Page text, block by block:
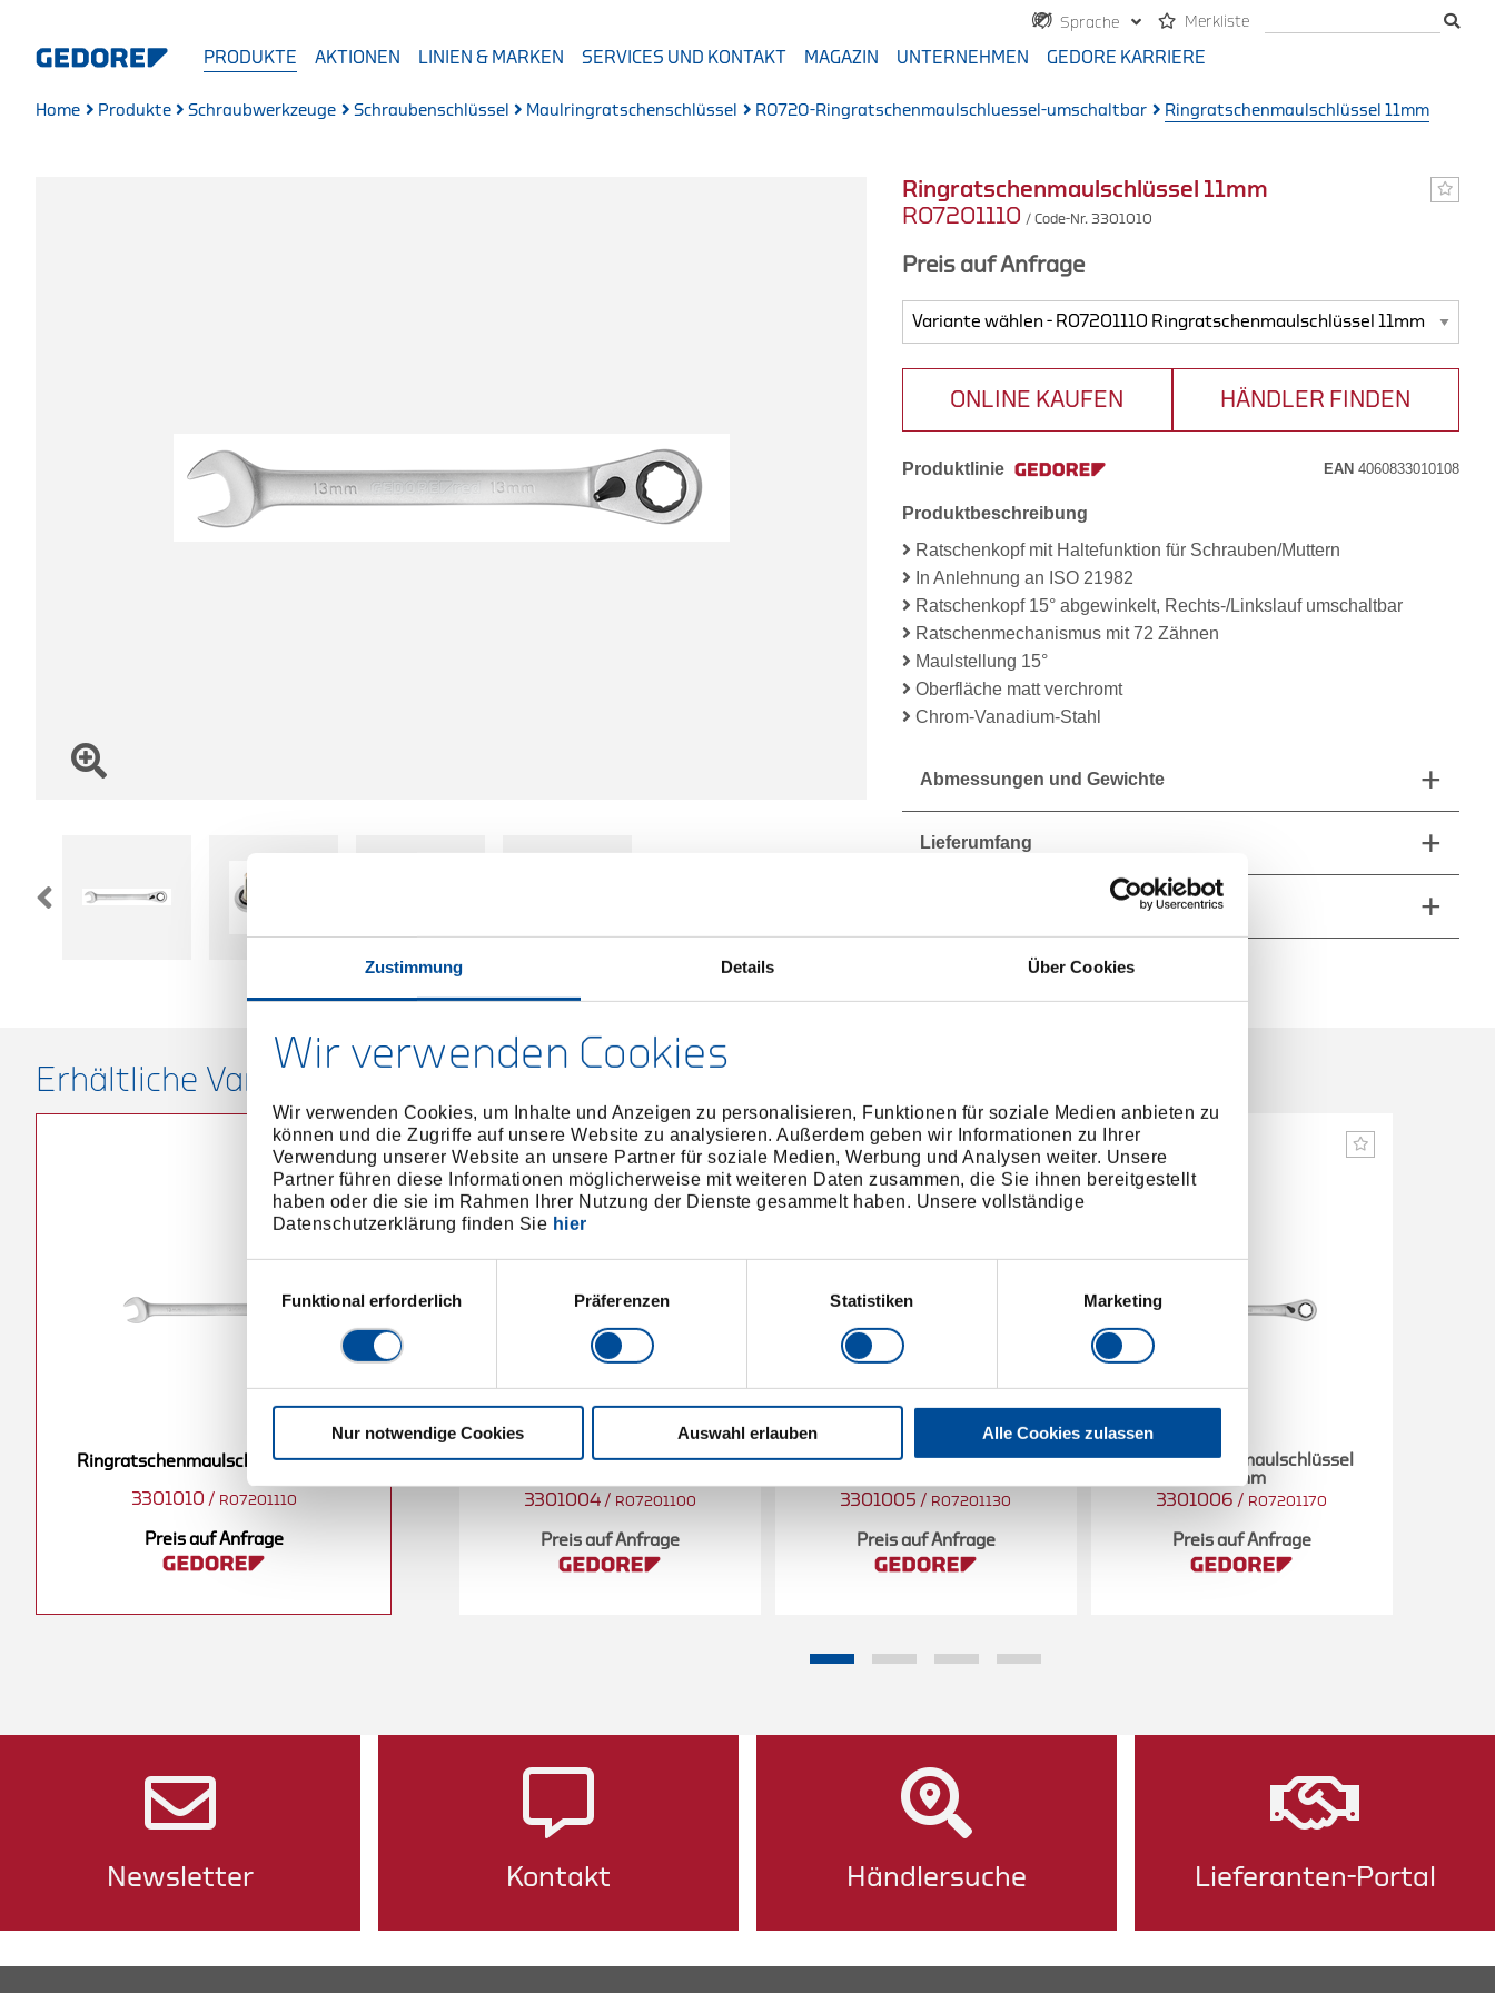
Zustimmung Details Über Cookies
Wir verwenden Cookies
Wir verwenden Cookies, um Inhalte und Anzeigen zu personalisieren, Funktionen für soziale Medien anbieten zu
können und die Zugriffe auf unsere Website zu analysieren. Außerdem geben wir Informationen zu Ihrer
Verwendung unserer Website an unsere Partner für soziale Medien, Werbung und Analysen weiter. Unsere
Partner führen diese Informationen möglicherweise mit weiteren Daten zusammen, die Sie ihnen bereitgestellt
haben oder die sie im Rahmen Ihrer Nutzung der Dienste gesammelt haben. Unsere vollständige
Datenschutzerklärung finden Sie hier
Funktional erforderlich
Präferenzen Statistiken Marketing
Nur notwendige Cookies Auswahl erlauben Alle Cookies zulassen
Sprache Merkliste
PRODUKTE AKTIONEN LINIEN & MARKEN SERVICES UND KONTAKT MAGAZIN UNTERNEHMEN GEDORE KARRIERE
Home Produkte Schraubwerkzeuge Schraubenschlüssel Maulringratschenschlüssel R0720-Ringratschenmaulschluessel-umschaltbar Ringratschenmaulschlüssel 11mm
Ringratschenmaulschlüssel 11mm
R07201110 / Code-Nr. 3301010
Preis auf Anfrage
ONLINE KAUFEN HÄNDLER FINDEN
Produktlinie EAN 4060833010108
Produktbeschreibung
Ratschenkopf mit Haltefunktion für Schrauben/Muttern
In Anlehnung an ISO 21982
Ratschenkopf 15° abgewinkelt, Rechts-/Linkslauf umschaltbar
Ratschenmechanismus mit 72 Zähnen
Maulstellung 15°
Oberfläche matt verchromt
Chrom-Vanadium-Stahl
Abmessungen und Gewichte
Lieferumfang
Technische Eigenschaften
Erhältliche Varianten
Ringratschenmaulschlüssel 11mm
3301010 / R07201110
Preis auf Anfrage
Ringratschenmaulschlüssel
3301083/
Preis auf Anfrage
Ringratschenmaulschlüssel
3301004 / R07201100
Preis auf Anfrage
Ringratschenmaulschlüssel
3301005 / R07201130
Preis auf Anfrage
Ringratschenmaulschlüssel
17mm
3301006 / R07201170
Preis auf Anfrage
Newsletter Kontakt Händlersuche Lieferanten-Portal